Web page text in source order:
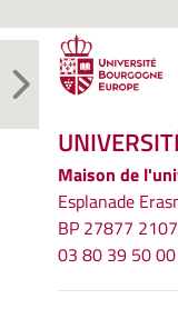
Maison de
Esplanade
BP 27877
03 80 39 50 00